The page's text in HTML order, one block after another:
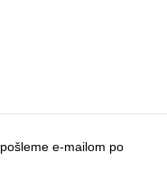
e-mailom po